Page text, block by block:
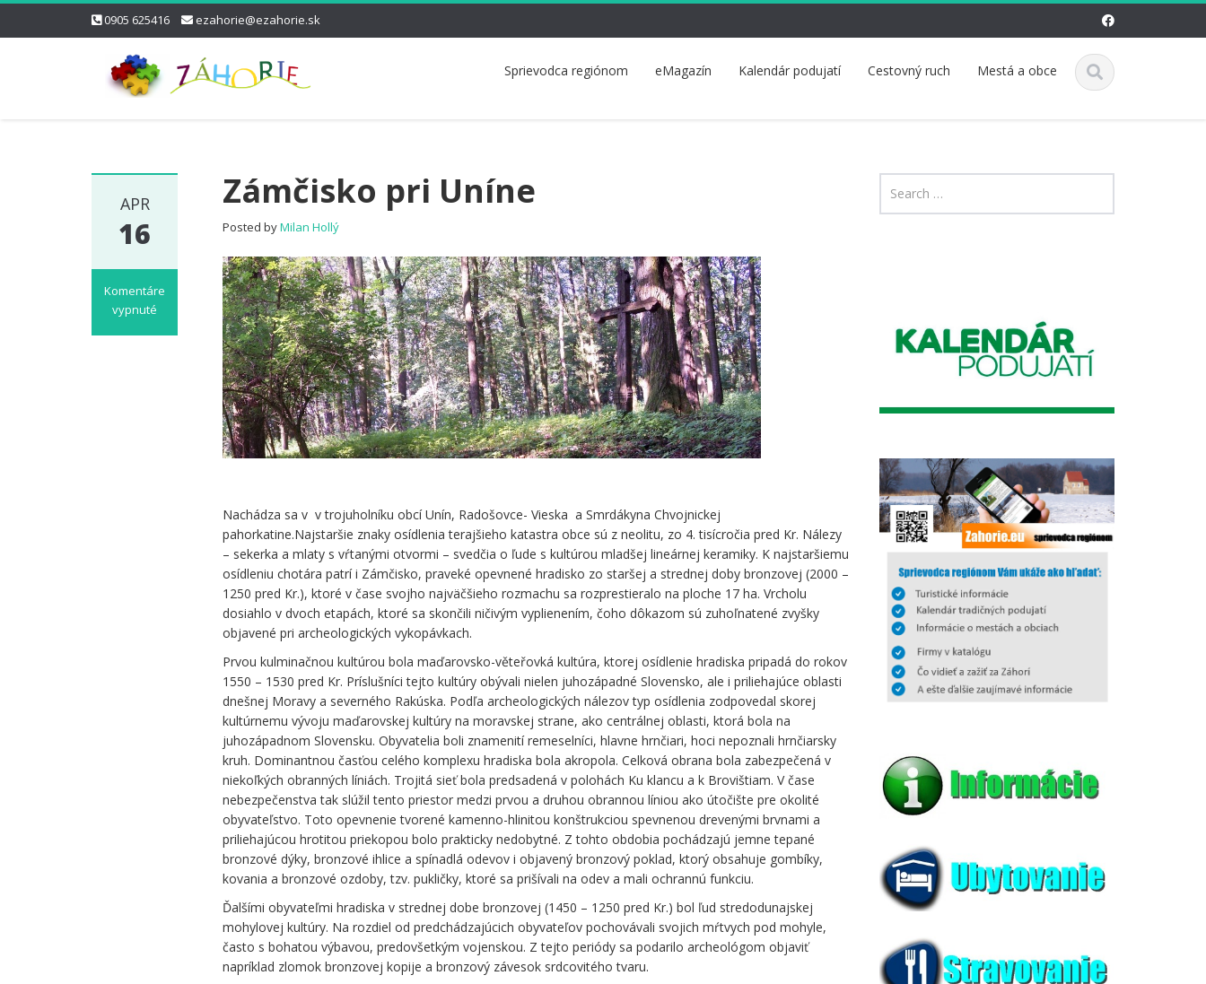
0905 625416 ezahorie@ezahorie.sk
Sprievodca regiónom eMagazín Kalendár podujatí Cestovný ruch Mestá a obce
APR
16
Komentáre
vypnuté
Zámčisko pri Uníne
Posted byMilan Hollý
Nachádza sa v v trojuholníku obcí Unín, Radošovce- Vieska a Smrdákyna Chvojnickej
pahorkatine.Najstaršie znaky osídlenia terajšieho katastra obce sú z neolitu, zo 4. tisícročia pred Kr. Nálezy
– sekerka a mlaty s vŕtanými otvormi – svedčia o ľude s kultúrou mladšej lineárnej keramiky. K najstaršiemu
osídleniu chotára patrí i Zámčisko, praveké opevnené hradisko zo staršej a strednej doby bronzovej (2000 –
1250 pred Kr.), ktoré v čase svojho najväčšieho rozmachu sa rozprestieralo na ploche 17 ha. Vrcholu
dosiahlo v dvoch etapách, ktoré sa skončili ničivým vyplienením, čoho dôkazom sú zuhoľnatené zvyšky
objavené pri archeologických vykopávkach.
Prvou kulminačnou kultúrou bola maďarovsko-věteřovká kultúra, ktorej osídlenie hradiska pripadá do rokov
1550 – 1530 pred Kr. Príslušníci tejto kultúry obývali nielen juhozápadné Slovensko, ale i priliehajúce oblasti
dnešnej Moravy a severného Rakúska. Podľa archeologických nálezov typ osídlenia zodpovedal skorej
kultúrnemu vývoju maďarovskej kultúry na moravskej strane, ako centrálnej oblasti, ktorá bola na
juhozápadnom Slovensku. Obyvatelia boli znamenití remeselníci, hlavne hrnčiari, hoci nepoznali hrnčiarsky
kruh. Dominantnou časťou celého komplexu hradiska bola akropola. Celková obrana bola zabezpečená v
niekoľkých obranných líniách. Trojitá sieť bola predsadená v polohách Ku klancu a k Brovištiam. V čase
nebezpečenstva tak slúžil tento priestor medzi prvou a druhou obrannou líniou ako útočište pre okolité
obyvateľstvo. Toto opevnenie tvorené kamenno-hlinitou konštrukciou spevnenou drevenými brvnami a
priliehajúcou hrotitou priekopou bolo prakticky nedobytné. Z tohto obdobia pochádzajú jemne tepané
bronzové dýky, bronzové ihlice a spínadlá odevov i objavený bronzový poklad, ktorý obsahuje gombíky,
kovania a bronzové ozdoby, tzv. pukličky, ktoré sa prišívali na odev a mali ochrannú funkciu.
Ďalšími obyvateľmi hradiska v strednej dobe bronzovej (1450 – 1250 pred Kr.) bol ľud stredodunajskej
mohylovej kultúry. Na rozdiel od predchádzajúcich obyvateľov pochovávali svojich mŕtvych pod mohyle,
často s bohatou výbavou, predovšetkým vojenskou. Z tejto periódy sa podarilo archeológom objaviť
napríklad zlomok bronzovej kopije a bronzový závesok srdcovitého tvaru.